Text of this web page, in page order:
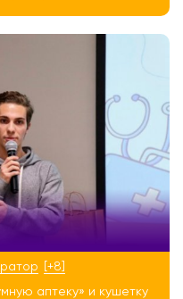
[+8]
аптеку» и кушетку